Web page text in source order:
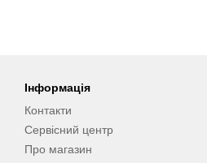
Інформація
Контакти
Сервісний центр
Про магазин